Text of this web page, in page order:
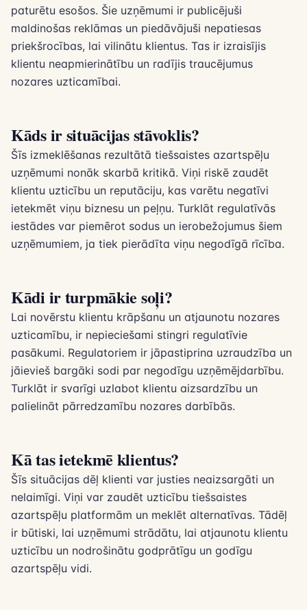
paturētu esošos. Šie uzņēmumi ir publicējuši
maldinošas reklāmas un piedāvājuši nepatiesas
priekšrocības, lai vilinātu klientus. Tas ir izraisījis
klientu neapmierinātību un radījis traucējumus
nozares uzticamībai.
Kāds ir situācijas stāvoklis?
Šīs izmeklēšanas rezultātā tiešsaistes azartspēļu
uzņēmumi nonāk skarbā kritikā. Viņi riskē zaudēt
klientu uzticību un reputāciju, kas varētu negatīvi
ietekmēt viņu biznesu un peļņu. Turklāt regulatīvās
iestādes var piemērot sodus un ierobežojumus šiem
uzņēmumiem, ja tiek pierādīta viņu negodīgā rīcība.
Kādi ir turpmākie soļi?
Lai novērstu klientu krāpšanu un atjaunotu nozares
uzticamību, ir nepieciešami stingri regulatīvie
pasākumi. Regulatoriem ir jāpastiprina uzraudzība un
jāievieš bargāki sodi par negodīgu uzņēmējdarbību.
Turklāt ir svarīgi uzlabot klientu aizsardzību un
palielināt pārredzamību nozares darbībās.
Kā tas ietekmē klientus?
Šīs situācijas dēļ klienti var justies neaizsargāti un
nelaimīgi. Viņi var zaudēt uzticību tiešsaistes
azartspēļu platformām un meklēt alternatīvas. Tādēļ
ir būtiski, lai uzņēmumi strādātu, lai atjaunotu klientu
uzticību un nodrošinātu godprātīgu un godīgu
azartspēļu vidi.